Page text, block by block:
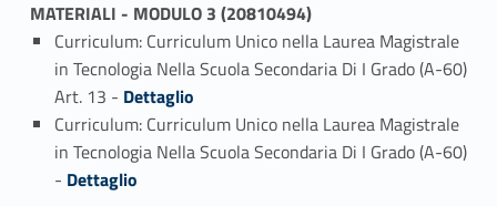
MATERIALI - MODULO 3 (20810494)
Curriculum: Curriculum Unico nella Laurea Magistrale
in Tecnologia Nella Scuola Secondaria Di I Grado (A-60)
Art. 13 - Link identifier #identifier_person_135782-1
Dettaglio
Curriculum: Curriculum Unico nella Laurea Magistrale
in Tecnologia Nella Scuola Secondaria Di I Grado (A-60)
- Link identifier #identifier_person_18308-2
Dettaglio